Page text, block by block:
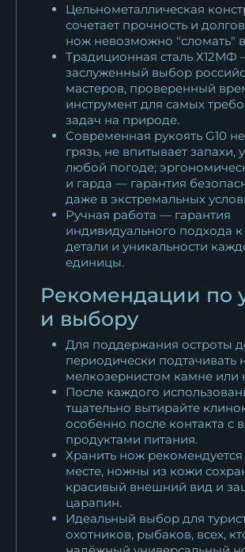
Цельнометаллическая
сочетает прочность и
нож невозможно "сломать"
Традиционная сталь Х12МФ
заслуженный выбор
мастеров, проверенный
инструмент для самых
задач на природе.
Современная рукоять G10
грязь, не впитывает запахи,
любой погоде;
и гарда — гарантия
даже в экстремальных
Ручная работа — гарантия
индивидуального подхода
детали и уникальности
единицы.
Рекомендации по
и выбору
Для поддержания остроты
периодически подтачивать
мелкозернистом камне или
После каждого
тщательно вытирайте
особенно после контакта с
продуктами питания.
Хранить нож рекомендуется
месте, ножны из кожи
красивый внешний вид и
царапин.
Идеальный выбор для
охотников, рыбаков, всех,